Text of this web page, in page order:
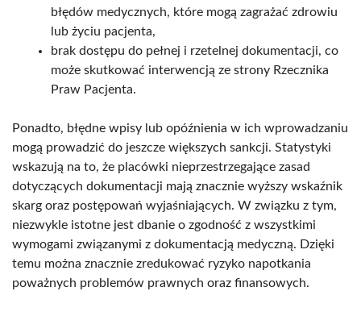
błędów medycznych, które mogą zagrażać zdrowiu
lub życiu pacjenta,
brak dostępu do pełnej i rzetelnej dokumentacji, co
może skutkować interwencją ze strony Rzecznika
Praw Pacjenta.
Ponadto, błędne wpisy lub opóźnienia w ich wprowadzaniu
mogą prowadzić do jeszcze większych sankcji. Statystyki
wskazują na to, że placówki nieprzestrzegające zasad
dotyczących dokumentacji mają znacznie wyższy wskaźnik
skarg oraz postępowań wyjaśniających. W związku z tym,
niezwykle istotne jest dbanie o zgodność z wszystkimi
wymogami związanymi z dokumentacją medyczną. Dzięki
temu można znacznie zredukować ryzyko napotkania
poważnych problemów prawnych oraz finansowych.